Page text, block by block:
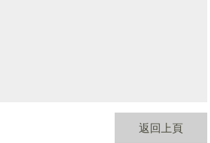
返回上頁